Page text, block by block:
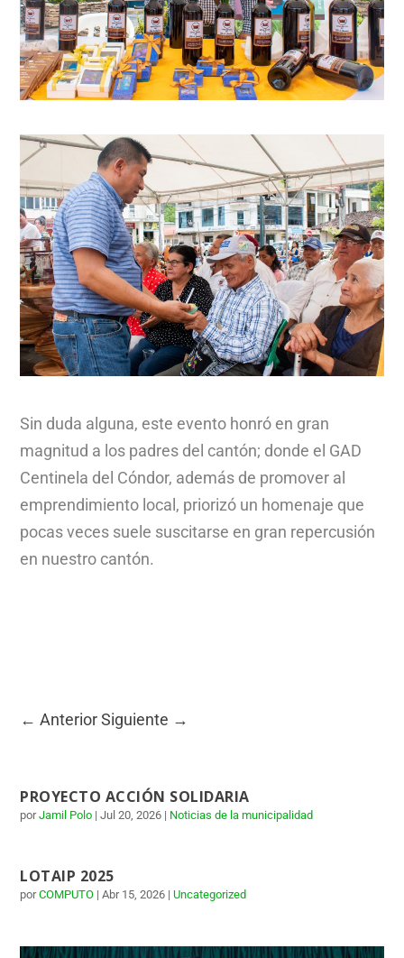
Sin duda alguna, este evento honró en gran
magnitud a los padres del cantón; donde el GAD
Centinela del Cóndor, además de promover al
emprendimiento local, priorizó un homenaje que
pocas veces suele suscitarse en gran repercusión
en nuestro cantón.
←Anterior Siguiente →
PROYECTO ACCIÓN SOLIDARIA
porJamil Polo |Jul 20, 2026 | Noticias de la municipalidad
LOTAIP 2025
porCOMPUTO |Abr 15, 2026 |Uncategorized